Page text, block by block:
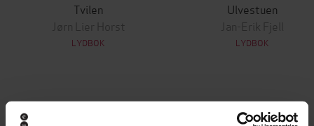
Tvilen
Jørn Lier Horst
LYDBOK
Ulvestuen
Jan-Erik Fjell
LYDBOK
Andre har også kjøpt